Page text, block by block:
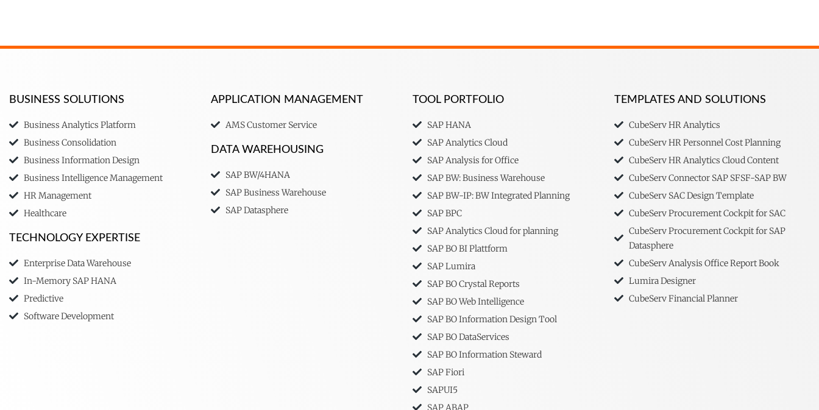
BUSINESS SOLUTIONS
Business Analytics Platform
Business Consolidation
Business Information Design
Business Intelligence Management
HR Management
Healthcare
TECHNOLOGY EXPERTISE
Enterprise Data Warehouse
In-Memory SAP HANA
Predictive
Software Development
APPLICATION MANAGEMENT
AMS Customer Service
DATA WAREHOUSING
SAP BW/4HANA
SAP Business Warehouse
SAP Datasphere
TOOL PORTFOLIO
SAP HANA
SAP Analytics Cloud
SAP Analysis for Office
SAP BW: Business Warehouse
SAP BW-IP: BW Integrated Planning
SAP BPC
SAP Analytics Cloud for planning
SAP BO BI Plattform
SAP Lumira
SAP BO Crystal Reports
SAP BO Web Intelligence
SAP BO Information Design Tool
SAP BO DataServices
SAP BO Information Steward
SAP Fiori
SAPUI5
SAP ABAP
TEMPLATES AND SOLUTIONS
CubeServ HR Analytics
CubeServ HR Personnel Cost Planning
CubeServ HR Analytics Cloud Content
CubeServ Connector SAP SFSF-SAP BW
CubeServ SAC Design Template
CubeServ Procurement Cockpit for SAC
CubeServ Procurement Cockpit for SAP
Datasphere
CubeServ Analysis Office Report Book
Lumira Designer
CubeServ Financial Planner